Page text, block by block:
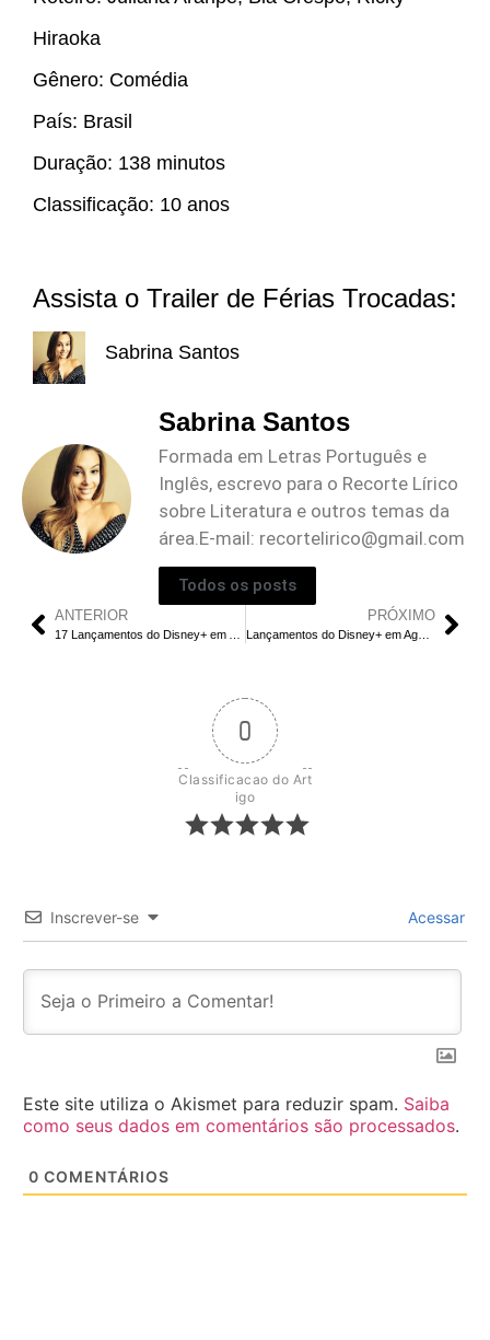
Hiraoka
Gênero: Comédia
País: Brasil
Duração: 138 minutos
Classificação: 10 anos
Assista o Trailer de Férias Trocadas:
Sabrina Santos
Sabrina Santos
Formada em Letras Português e
Inglês, escrevo para o Recorte Lírico
sobre Literatura e outros temas da
área.E-mail: recortelirico@gmail.com
Todos os posts
ANTERIOR PRÓXIMO
Lançamentos do Disney+ em Agosto de 2024: Confira as Novidades!
0
Classificacao do Art
igo
Inscrever-se Acessar
Este site utiliza o Akismet para reduzir spam. Saiba
como seus dados em comentários são processados.
0 COMENTÁRIOS